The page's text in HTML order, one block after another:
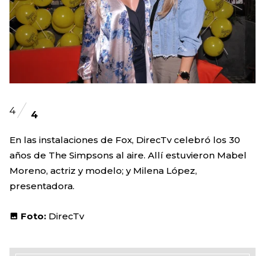
4 4
En las instalaciones de Fox, DirecTv celebró los 30
años de The Simpsons al aire. Allí estuvieron Mabel
Moreno, actriz y modelo; y Milena López,
presentadora.
Foto: DirecTv